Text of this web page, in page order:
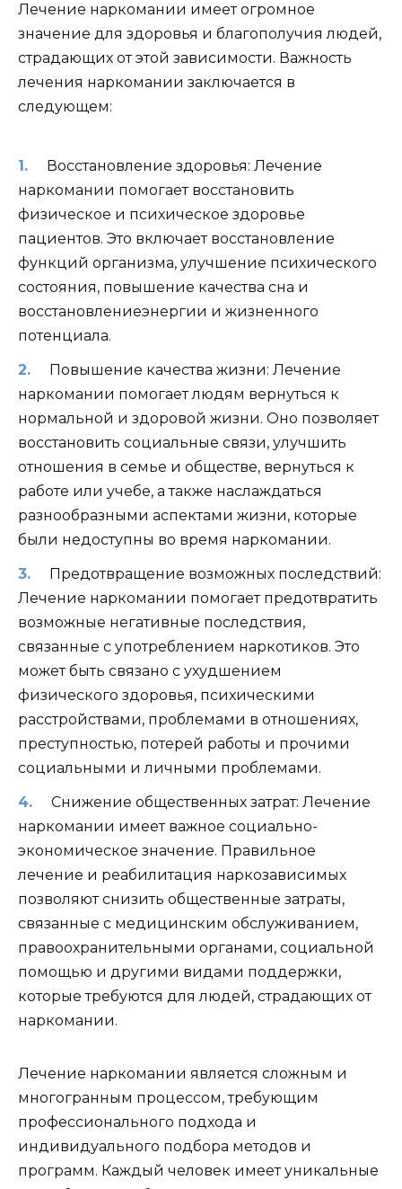
Лечение наркомании имеет огромное
значение для здоровья и благополучия людей,
страдающих от этой зависимости. Важность
лечения наркомании заключается в
следующем:
Восстановление здоровья: Лечение
наркомании помогает восстановить
физическое и психическое здоровье
пациентов. Это включает восстановление
функций организма, улучшение психического
состояния, повышение качества сна и
восстановлениеэнергии и жизненного
потенциала.
Повышение качества жизни: Лечение
наркомании помогает людям вернуться к
нормальной и здоровой жизни. Оно позволяет
восстановить социальные связи, улучшить
отношения в семье и обществе, вернуться к
работе или учебе, а также наслаждаться
разнообразными аспектами жизни, которые
были недоступны во время наркомании.
Предотвращение возможных последствий:
Лечение наркомании помогает предотвратить
возможные негативные последствия,
связанные с употреблением наркотиков. Это
может быть связано с ухудшением
физического здоровья, психическими
расстройствами, проблемами в отношениях,
преступностью, потерей работы и прочими
социальными и личными проблемами.
Снижение общественных затрат: Лечение
наркомании имеет важное социально-
экономическое значение. Правильное
лечение и реабилитация наркозависимых
позволяют снизить общественные затраты,
связанные с медицинским обслуживанием,
правоохранительными органами, социальной
помощью и другими видами поддержки,
которые требуются для людей, страдающих от
наркомании.
Лечение наркомании является сложным и
многогранным процессом, требующим
профессионального подхода и
индивидуального подбора методов и
программ. Каждый человек имеет уникальные